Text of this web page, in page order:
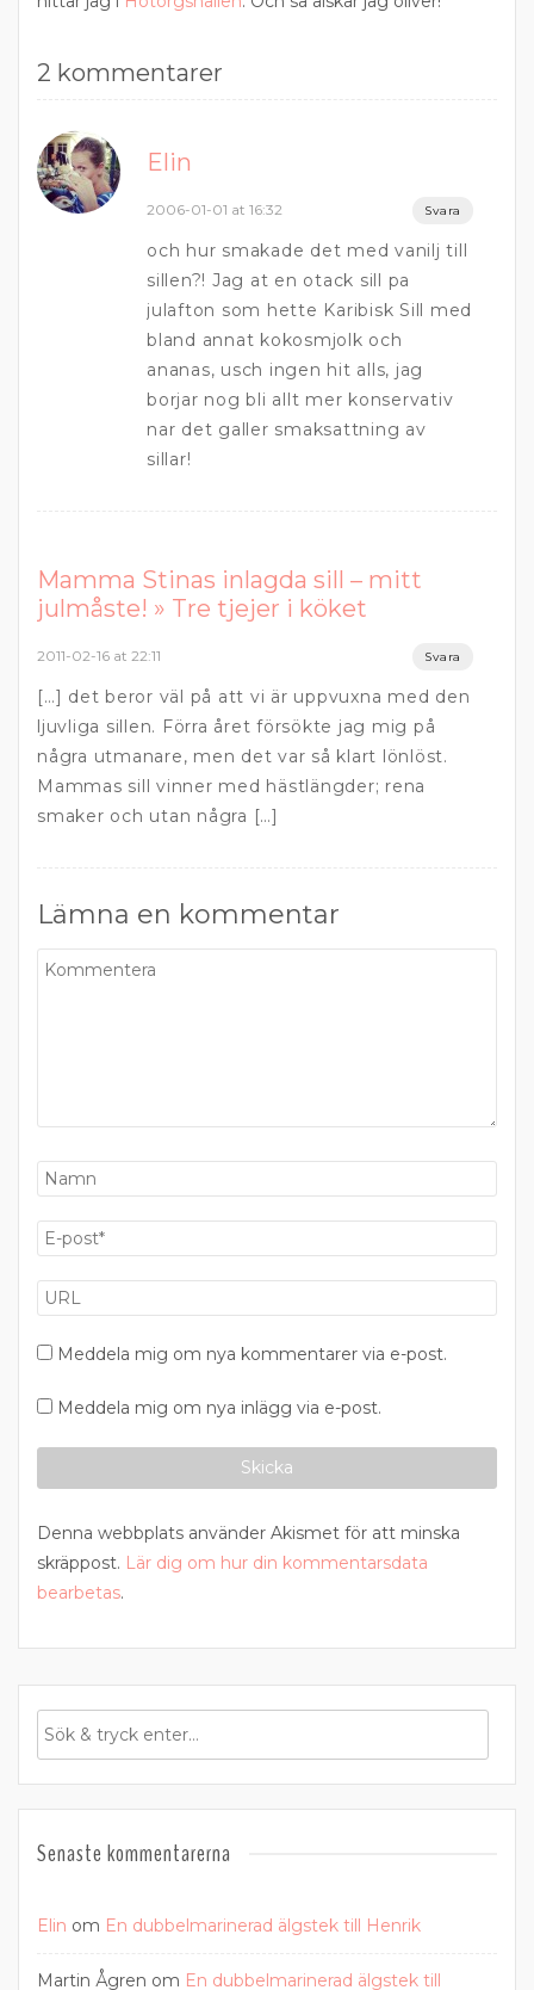
2 kommentarer
Elin
2006-01-01 at 16:32 Svara
och hur smakade det med vanilj till
sillen?! Jag at en otack sill pa
julafton som hette Karibisk Sill med
bland annat kokosmjolk och
ananas, usch ingen hit alls, jag
borjar nog bli allt mer konservativ
nar det galler smaksattning av
sillar!
Mamma Stinas inlagda sill – mitt
julmåste! » Tre tjejer i köket
2011-02-16 at 22:11 Svara
[…] det beror väl på att vi är uppvuxna med den
ljuvliga sillen. Förra året försökte jag mig på
några utmanare, men det var så klart lönlöst.
Mammas sill vinner med hästlängder; rena
smaker och utan några […]
Lämna en kommentar
Meddela mig om nya kommentarer via e-post.
Meddela mig om nya inlägg via e-post.
Denna webbplats använder Akismet för att minska
skräppost. Lär dig om hur din kommentarsdata
bearbetas.
Senaste kommentarerna
Elin om En dubbelmarinerad älgstek till Henrik
Martin Ågren om En dubbelmarinerad älgstek till